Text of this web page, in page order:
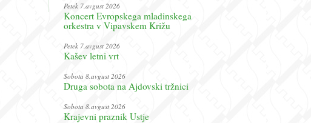
Petek 7.avgust 2026
Koncert Evropskega mladinskega
orkestra v Vipavskem Križu
Petek 7.avgust 2026
Kašev letni vrt
Sobota 8.avgust 2026
Druga sobota na Ajdovski tržnici
Sobota 8.avgust 2026
Krajevni praznik Ustje